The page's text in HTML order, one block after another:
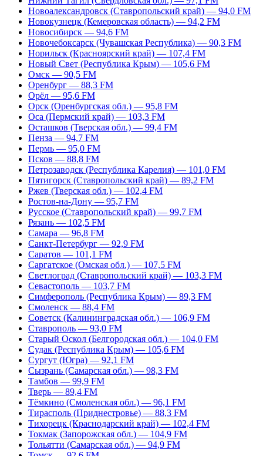
Новоалександровск (Ставропольский край) — 94,0 FM
Новокузнецк (Кемеровская область) — 94,2 FM
Новосибирск — 94,6 FM
Новочебоксарск (Чувашская Республика) — 90,3 FM
Норильск (Красноярский край) — 107,4 FM
Новый Свет (Республика Крым) — 105,6 FM
Омск — 90,5 FM
Оренбург — 88,3 FM
Орёл — 95,6 FM
Орск (Оренбургская обл.) — 95,8 FM
Оса (Пермский край) — 103,3 FM
Осташков (Тверская обл.) — 99,4 FM
Пенза — 94,7 FM
Пермь — 95,0 FM
Псков — 88,8 FM
Петрозаводск (Республика Карелия) — 101,0 FM
Пятигорск (Ставропольский край) — 89,2 FM
Ржев (Тверская обл.) — 102,4 FM
Ростов-на-Дону — 95,7 FM
Русское (Ставропольский край) — 99,7 FM
Рязань — 102,5 FM
Самара — 96,8 FM
Санкт-Петербург — 92,9 FM
Саратов — 101,1 FM
Саргатское (Омская обл.) — 107,5 FM
Светлоград (Ставропольский край) — 103,3 FM
Севастополь — 103,7 FM
Симферополь (Республика Крым) — 89,3 FM
Смоленск — 88,4 FM
Советск (Калининградская обл.) — 106,9 FM
Ставрополь — 93,0 FM
Старый Оскол (Белгородская обл.) — 104,0 FM
Судак (Республика Крым) — 105,6 FM
Сургут (Югра) — 92,1 FM
Сызрань (Самарская обл.) — 98,3 FM
Тамбов — 99,9 FM
Тверь — 89,4 FM
Тёмкино (Смоленская обл.) — 96,1 FM
Тирасполь (Приднестровье) — 88,3 FM
Тихорецк (Краснодарский край) — 102,4 FM
Токмак (Запорожская обл.) — 104,9 FM
Тольятти (Самарская обл.) — 94,9 FM